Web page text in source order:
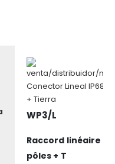
WP3/L
Raccord linéaire
pôles + T